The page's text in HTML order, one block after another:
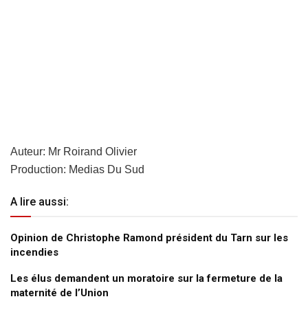
Auteur: Mr Roirand Olivier
Production: Medias Du Sud
A lire aussi:
Opinion de Christophe Ramond président du Tarn sur les
incendies
Les élus demandent un moratoire sur la fermeture de la
maternité de l’Union